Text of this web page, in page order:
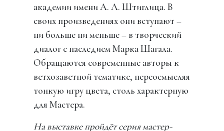
академии имени А. Л. Штиглица. В
своих произведениях они вступают –
ни больше ни меньше – в творческий
диалог с наследием Марка Шагала.
Обращаются современные авторы к
ветхозаветной тематике, переосмысляя
тонкую игру цвета, столь характерную
для Мастера.
На выставке пройдёт серия мастер-